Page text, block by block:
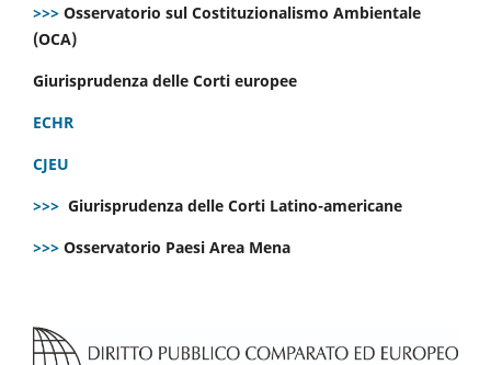
>>> Osservatorio sul Costituzionalismo Ambientale
(OCA)
Giurisprudenza delle Corti europee
ECHR
CJEU
>>> Giurisprudenza delle Corti Latino-americane
>>> Osservatorio Paesi Area Mena